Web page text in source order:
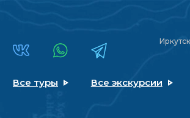
Все туры Все экскурсии